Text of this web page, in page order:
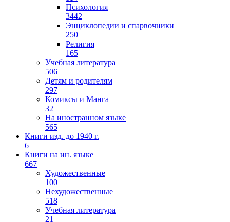
Психология
3442
Энциклопедии и спарвочники
250
Религия
165
Учебная литература
506
Детям и родителям
297
Комиксы и Манга
32
На иностранном языке
565
Книги изд. до 1940 г.
6
Книги на ин. языке
667
Художественные
100
Нехудожественные
518
Учебная литература
21